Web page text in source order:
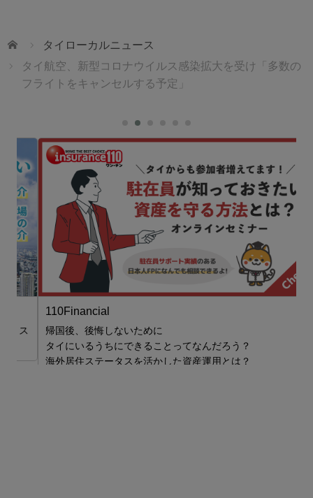
ホーム
タイローカルニュース
タイ航空、新型コロナウイルス感染拡大を受け「多数の
フライトをキャンセルする予定」
110Financial
帰国後、後悔しないために
タイにいるうちにできることってなんだろう？
海外居住ステータスを活かした資産運用とは？